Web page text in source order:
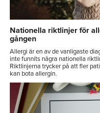
Nationella riktlinjer för
gången
Allergi är en av de vanligaste
inte funnits några nationella
Riktlinjerna trycker på att fler
kan bota allergin.